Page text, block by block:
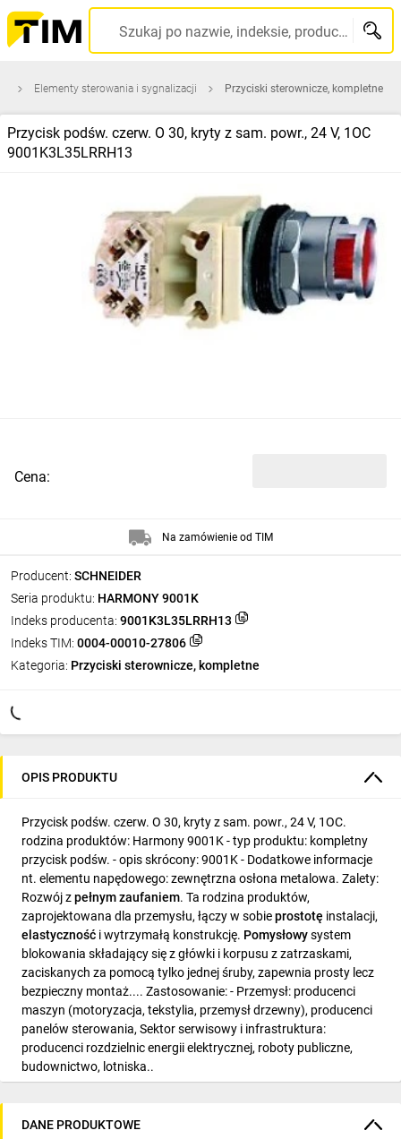
Szukaj po nazwie, indeksie, producencie, kodzie kreskowym...
Elementy sterowania i sygnalizacji Przyciski sterownicze, kompletne
Przycisk podśw. czerw. O 30, kryty z sam. powr., 24 V, 1OC
9001K3L35LRRH13
Producent: SCHNEIDER
Seria produktu: HARMONY 9001K
Indeks producenta: 9001K3L35LRRH13
Indeks TIM: 0004-00010-27806
Kategoria: Przyciski sterownicze, kompletne
Cena:
Na zamówienie od TIM
OPIS PRODUKTU
Przycisk podśw. czerw. O 30, kryty z sam. powr., 24 V, 1OC.
rodzina produktów: Harmony 9001K - typ produktu: kompletny
przycisk podśw. - opis skrócony: 9001K - Dodatkowe informacje
nt. elementu napędowego: zewnętrzna osłona metalowa. Zalety:
Rozwój zpełnym zaufaniem. Ta rodzina produktów,
zaprojektowana dla przemysłu, łączy w sobieprostotę instalacji,
elastyczność i wytrzymałą konstrukcję. Pomysłowysystem
blokowania składający się z główki i korpusu z zatrzaskami,
zaciskanych za pomocą tylko jednej śruby, zapewnia prosty lecz
bezpieczny montaż.... Zastosowanie: - Przemysł: producenci
maszyn (motoryzacja, tekstylia, przemysł drzewny), producenci
panelów sterowania, Sektor serwisowy i infrastruktura:
producenci rozdzielnic energii elektrycznej, roboty publiczne,
budownictwo, lotniska..
DANE PRODUKTOWE